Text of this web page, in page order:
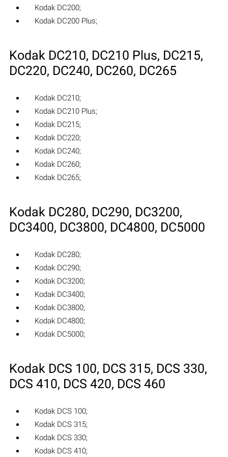
Kodak DC200;
Kodak DC200 Plus;
Kodak DC210, DC210 Plus, DC215,
DC220, DC240, DC260, DC265
Kodak DC210;
Kodak DC210 Plus;
Kodak DC215;
Kodak DC220;
Kodak DC240;
Kodak DC260;
Kodak DC265;
Kodak DC280, DC290, DC3200,
DC3400, DC3800, DC4800, DC5000
Kodak DC280;
Kodak DC290;
Kodak DC3200;
Kodak DC3400;
Kodak DC3800;
Kodak DC4800;
Kodak DC5000;
Kodak DCS 100, DCS 315, DCS 330,
DCS 410, DCS 420, DCS 460
Kodak DCS 100;
Kodak DCS 315;
Kodak DCS 330;
Kodak DCS 410;